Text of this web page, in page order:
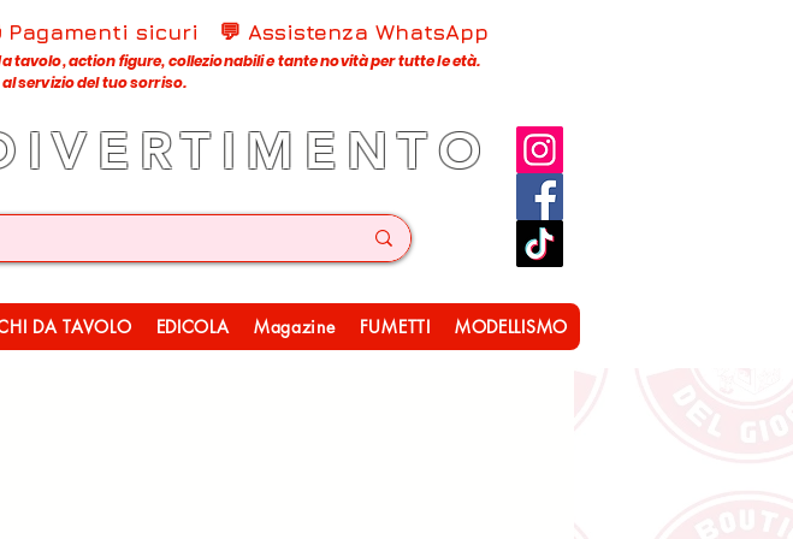
Pagamenti sicuri 💬 Assistenza WhatsApp
tavolo, action figure, collezionabili e tante novità per tutte le età.
servizio del tuo sorriso.
DA TAVOLO EDICOLA Magazine FUMETTI MODELLISMO